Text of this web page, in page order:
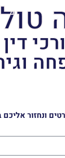
ונחזור